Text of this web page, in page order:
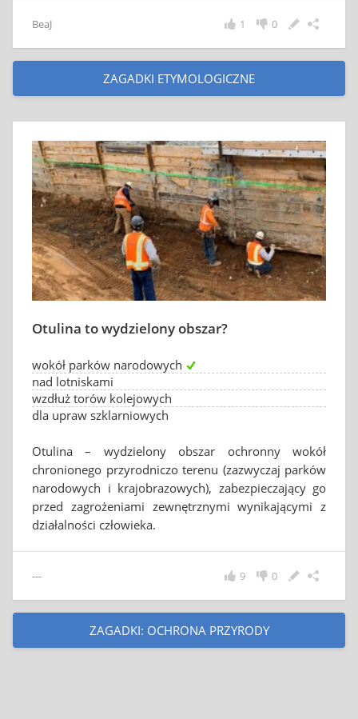
BeaJ 0
1
ZAGADKI ETYMOLOGICZNE
Otulina to wydzielony obszar?
wokół parków narodowych
nad lotniskami
wzdłuż torów kolejowych
dla upraw szklarniowych
Otulina – wydzielony obszar ochronny wokół
chronionego przyrodniczo terenu (zazwyczaj parków
narodowych i krajobrazowych), zabezpieczający go
przed zagrożeniami zewnętrznymi wynikającymi z
działalności człowieka.
--- 0
9
ZAGADKI: OCHRONA PRZYRODY